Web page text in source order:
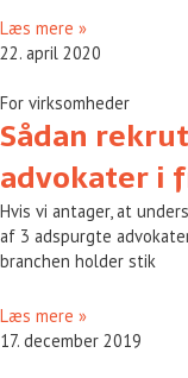
Læs mere »
22. april 2020
For virksomheder
Sådan
advokater i
Hvis vi antager, at
af 3 adspurgte
branchen holder stik
Læs mere »
17. december 2019